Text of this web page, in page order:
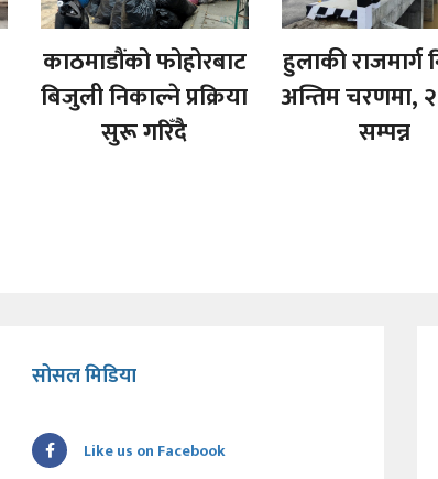
काठमाडौंको फोहोरबाट
बिजुली निकाल्ने प्रक्रिया
सुरू गरिँदै
हुलाकी राजमार्ग
अन्तिम चरणमा,
सम्पन्न
सोसल मिडिया
Like us on Facebook